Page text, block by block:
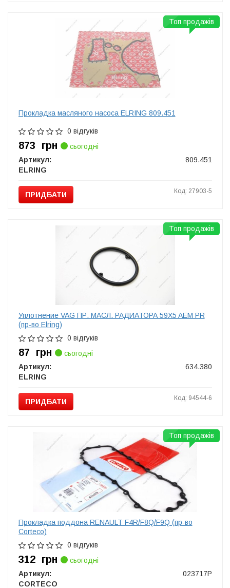
Прокладка масляного насоса ELRING 809.451
0 відгуків
873 грн
сьогодні
Артикул:
809.451
ELRING
ПРИДБАТИ Код: 27903-5
Топ продажів
Уплотнение VAG ПР. МАСЛ. РАДИАТОРА 59X5 AEM PR
(пр-во Elring)
0 відгуків
87 грн
сьогодні
Артикул:
634.380
ELRING
ПРИДБАТИ Код: 94544-6
Топ продажів
Прокладка поддона RENAULT F4R/F8Q/F9Q (пр-во
Corteco)
0 відгуків
312 грн
сьогодні
Артикул:
023717P
CORTECO
Топ продажів